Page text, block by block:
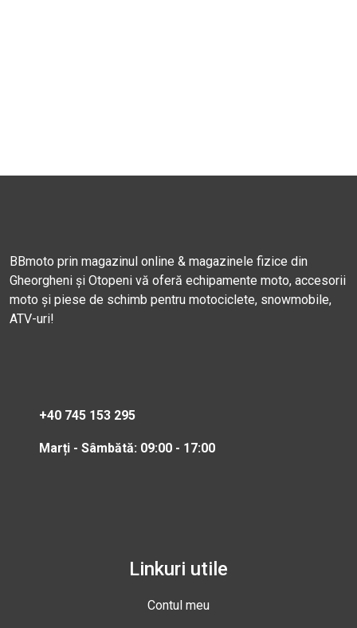
BBmoto prin magazinul online & magazinele fizice din
Gheorgheni și Otopeni vă oferă echipamente moto, accesorii
moto și piese de schimb pentru motociclete, snowmobile,
ATV-uri!
+40 745 153 295
Marți - Sâmbătă: 09:00 - 17:00
Linkuri utile
Contul meu